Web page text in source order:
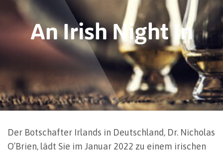
An Irish Night In
Der Botschafter Irlands in Deutschland, Dr. Nicholas
O’Brien, lädt Sie im Januar 2022 zu einem irischen